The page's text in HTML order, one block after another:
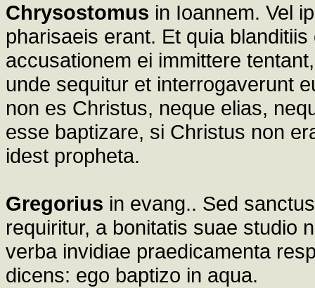
Chrysostomus in Ioannem. Vel
pharisaeis erant. Et quia
accusationem ei immittere
unde sequitur et interrogaverunt
non es Christus, neque elias,
esse baptizare, si Christus non
idest propheta.
Gregorius in evang.. Sed
requiritur, a bonitatis suae studio
verba invidiae praedicamenta
dicens: ego baptizo in aqua.